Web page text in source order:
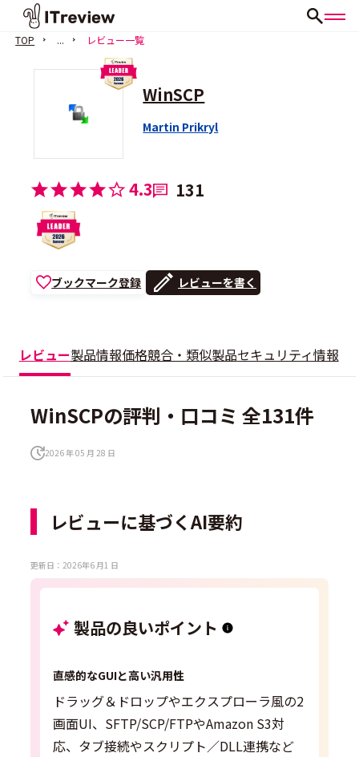
TOP ... レビュー一覧
WinSCP
Martin Prikryl
4.3 131
ブックマーク登録 レビューを書く
レビュー製品情報価格競合・類似製品セキュリティ情報
WinSCPの評判・口コミ 全131件
2026 年 05 月 28 日
レビューに基づくAI要約
更新日：2026年6 月1 日
製品の良いポイント
直感的なGUIと高い汎用性
ドラッグ＆ドロップやエクスプローラ風の2
画面UI、SFTP/SCP/FTPやAmazon S3対
応、タブ接続やスクリプト／DLL連携など